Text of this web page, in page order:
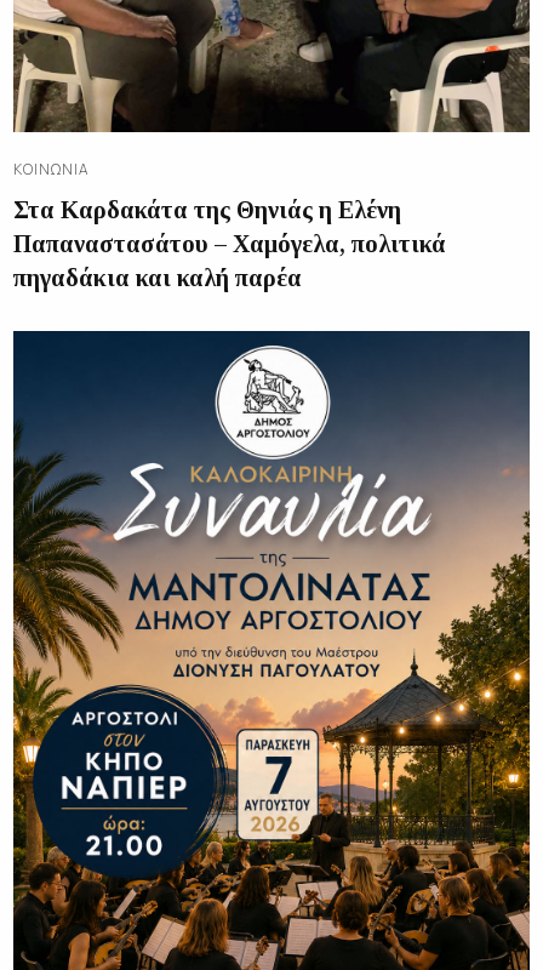
ΚΟΙΝΩΝΊΑ
Στα Καρδακάτα της Θηνιάς η Ελένη
Παπαναστασάτου – Χαμόγελα, πολιτικά
πηγαδάκια και καλή παρέα